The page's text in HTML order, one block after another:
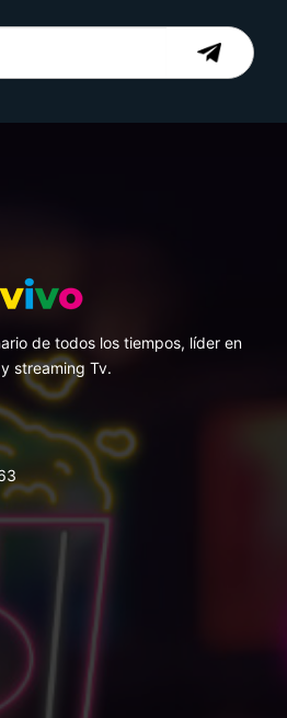
de todos los tiempos, líder en
streaming Tv.